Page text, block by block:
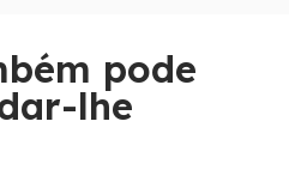
pode
lhe​